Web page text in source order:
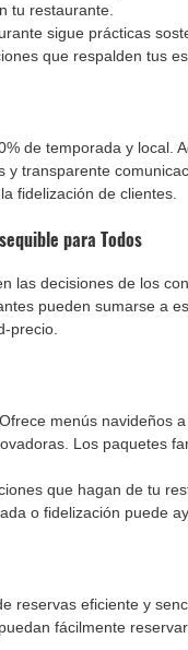
tu restaurante.
sigue prácticas
que respalden tus
de temporada y local.
y transparente
fidelización de clientes.
para Todos
las decisiones de los
pueden sumarse a
precio.
Ofrece menús navideños
Los paquetes
que hagan de tu
o fidelización puede
reservas eficiente y
fácilmente